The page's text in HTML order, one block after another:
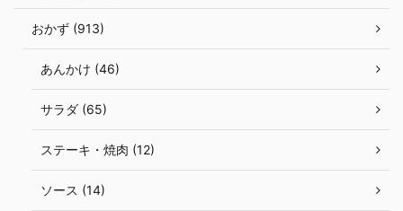
おかず (913)
あんかけ (46)
サラダ (65)
ステーキ・焼肉 (12)
ソース (14)